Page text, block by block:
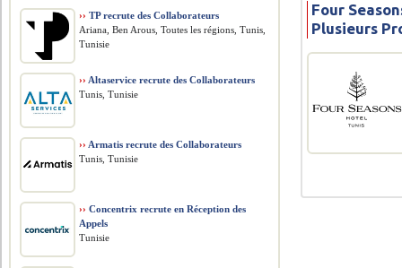
Four
Plusieurs
›› TP recrute des Collaborateurs
Ariana, Ben Arous, Toutes les régions, Tunis,
Tunisie
›› Altaservice recrute des Collaborateurs
Tunis, Tunisie
›› Armatis recrute des Collaborateurs
Tunis, Tunisie
›› Concentrix recrute en Réception des
Appels
Tunisie